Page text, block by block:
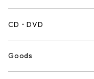
Mento,Calypso,Ballad
Ska
CD・DVD
Goods